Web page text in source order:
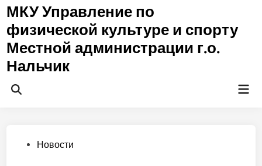
Перейти
содержимому
МКУ Управление по
физической культуре и спорту
Местной администрации г.о.
Нальчик
Открыть
Опубликовано
Новости